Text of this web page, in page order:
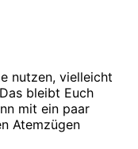
nutzen, vielleicht
bleibt Euch
mit ein paar
Atemzügen